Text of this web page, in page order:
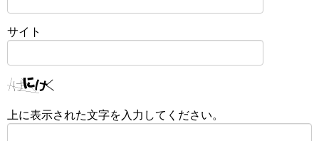
サイト
上に表示された文字を入力してください。